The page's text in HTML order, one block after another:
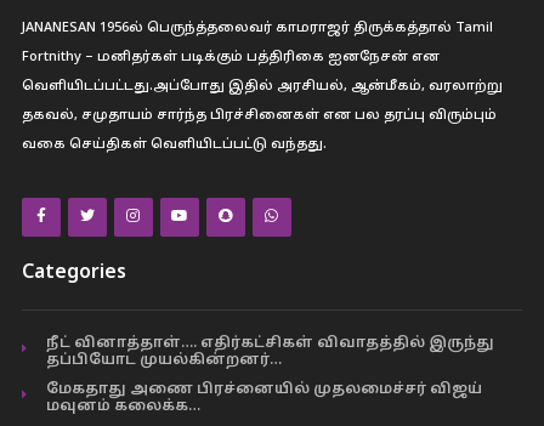
JANANESAN 1956ல் பெருந்த்தலைவர் காமராஜர் திருக்கத்தால் Tamil
Fortnithy – மனிதர்கள் படிக்கும் பத்திரிகை ஐனநேசன் என
வெளியிடப்பட்டது.அப்போது இதில் அரசியல், ஆன்மீகம், வரலாற்று
தகவல், சமுதாயம் சார்ந்த பிரச்சினைகள் என பல தரப்பு விரும்பும்
வகை செய்திகள் வெளியிடப்பட்டு வந்தது.
Categories
நீட் வினாத்தாள்…. எதிர்கட்சிகள் விவாதத்தில் இருந்து
தப்பியோட முயல்கின்றனர்…
மேகதாது அணை பிரச்னையில் முதலமைச்சர் விஜய்
மவுனம் கலைக்க…